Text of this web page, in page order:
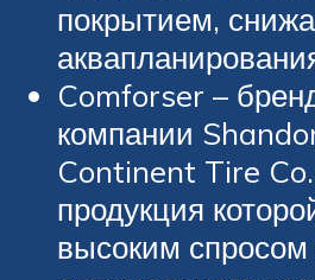
покрытием,
Comforser –
компании
Continent Tire
продукция
высоким